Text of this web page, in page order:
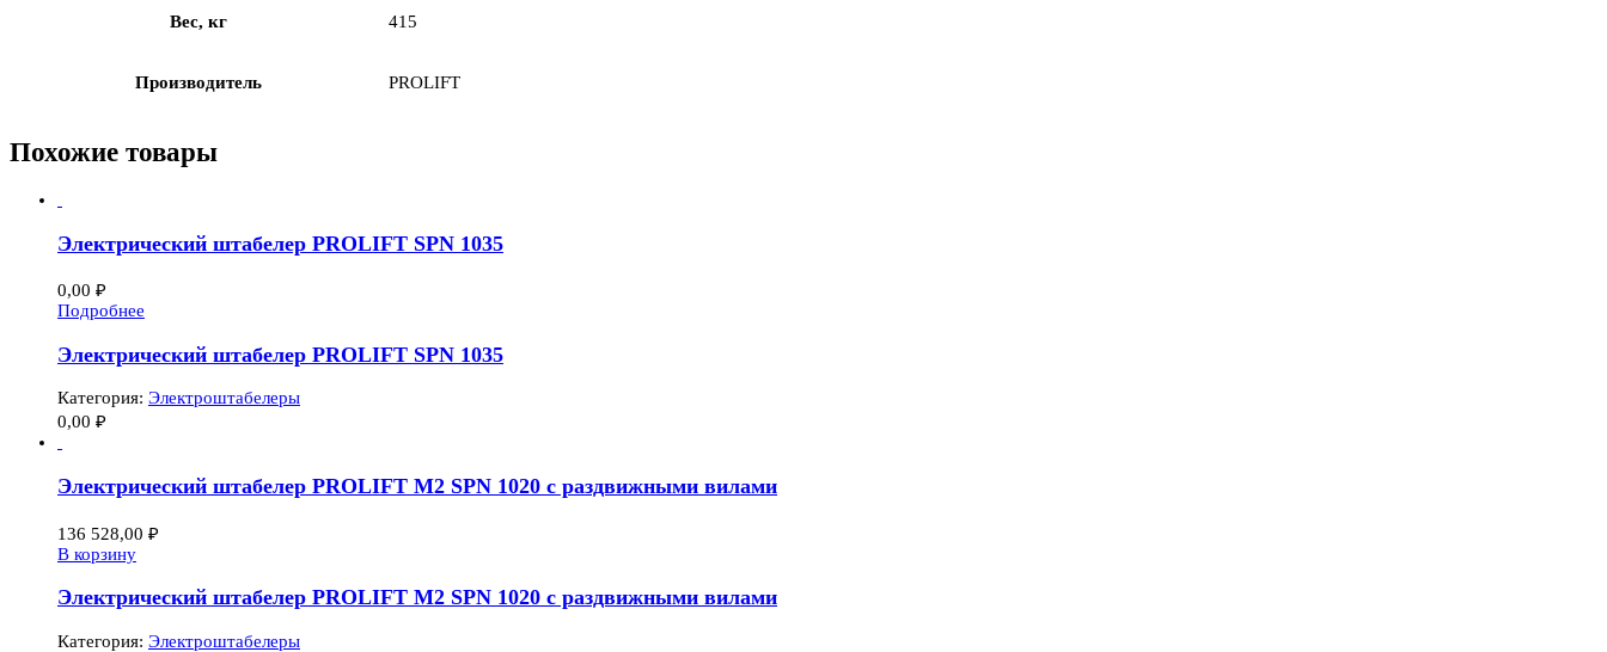
Вес, кг 415
Производитель PROLIFT
Похожие товары
Электрический штабелер PROLIFT SPN 1035
0,00 ₽
Подробнее
Электрический штабелер PROLIFT SPN 1035
Категория: Электроштабелеры
0,00 ₽
Электрический штабелер PROLIFT M2 SPN 1020 с раздвижными вилами
136 528,00 ₽
В корзину
Электрический штабелер PROLIFT M2 SPN 1020 с раздвижными вилами
Категория: Электроштабелеры